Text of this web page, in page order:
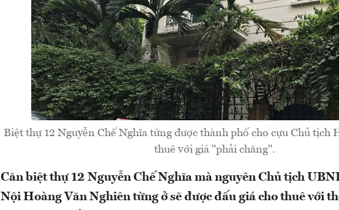
Biệt thự 12 Nguyễn Chế Nghĩa từng được thành phố cho cựu Chủ tịch
thuê với giá "phải chăng".
Căn biệt thự 12 Nguyễn Chế Nghĩa mà nguyên Chủ tịch
Nội Hoàng Văn Nghiên từng ở sẽ được đấu giá cho thuê với